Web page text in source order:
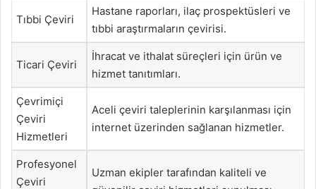
Tıbbi Çeviri
Hastane raporları, ilaç prospektüsleri ve
tıbbi araştırmaların çevirisi.
Ticari Çeviri
İhracat ve ithalat süreçleri için ürün ve
hizmet tanıtımları.
Çevrimiçi
Çeviri
Hizmetleri
Aceli çeviri taleplerinin karşılanması için
internet üzerinden sağlanan hizmetler.
Profesyonel
Çeviri
Uzman ekipler tarafından kaliteli ve